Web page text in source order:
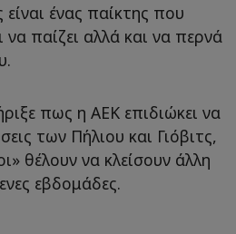
ένας παίκτης που
να παίζει αλλά και να περνά
πως η ΑΕΚ επιδιώκει να
των Πήλιου και Γιόβιτς,
θέλουν να κλείσουν άλλη
εβδομάδες.